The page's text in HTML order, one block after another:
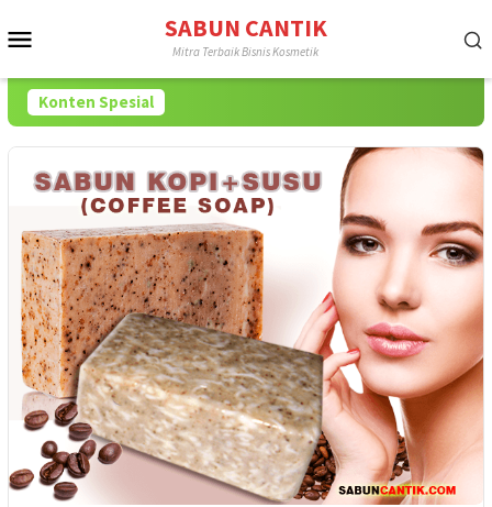
ke
SABUN CANTIK
Mitra Terbaik Bisnis Kosmetik
Konten Spesial